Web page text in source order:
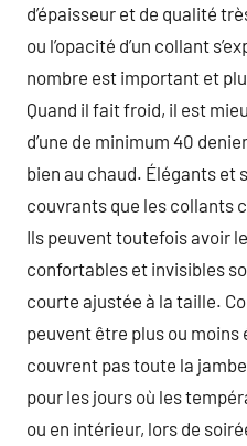
d’épaisseur et de qualité
ou l’opacité d’un collant
nombre est important et
Quand il fait froid, il est
d’une de minimum 40
bien au chaud. Élégants et
couvrants que les collants
Ils peuvent toutefois avoir
confortables et invisibles
courte ajustée à la taille.
peuvent être plus ou moins
couvrent pas toute la
pour les jours où les
ou en intérieur, lors de